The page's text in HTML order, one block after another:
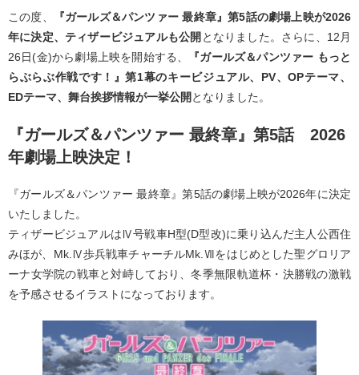
この度、
『ガールズ＆パンツァー 最終章』第5話の劇場上映が2026
年に決定、ティザービジュアルも公開 となりました。さらに、12月
26日(金)から劇場上映を開始する、
『ガールズ＆パンツァー もっと
らぶらぶ作戦です！』第1幕のキービジュアル、PV、OPテーマ、
EDテーマ、舞台挨拶情報が一挙公開 となりました。
『ガールズ＆パンツァー 最終章』第5話 2026
年劇場上映決定！
『ガールズ＆パンツァー 最終章』第5話の劇場上映が2026年に決定
いたしました。
ティザービジュアルはⅣ号戦車H型(D型改)に乗り込んだ主人公西住
みほが、Mk.Ⅳ歩兵戦車チャーチルMk.Ⅶをはじめとした聖グロリア
ーナ女学院の戦車と対峙しており、冬季無限軌道杯・決勝戦の激戦
を予感させるイラストになっております。